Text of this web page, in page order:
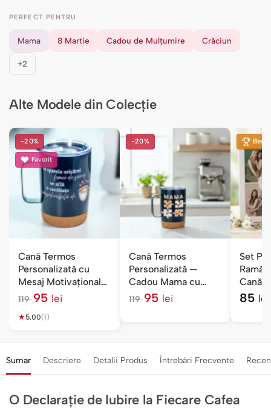
PERFECT PENTRU
Mama 8 Martie Cadou de Mulțumire Crăciun
+2
Alte Modele din Colecție
-20%
Favorit
Cană Termos
Personalizată cu
Mesaj Motivațional
— Femei de Succes
119
e
95 lei
★5.00(1)
-20%
Cană Termos
Personalizată —
Cadou Mama cu
Numele Copiilor
11995 lei
Best
Set
Ramă
Cană
Cadou
85 lei
Sumar Descriere Detalii Produs Întrebări Frecvente
O Declarație de Iubire la Fiecare Cafea